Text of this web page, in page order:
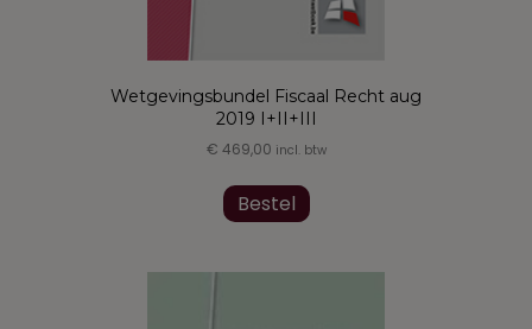
Wetgevingsbundel Fiscaal Recht aug
2019 I+II+III
€ 469,00 incl. btw
Bestel product
variaties.